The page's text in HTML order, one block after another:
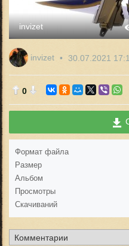
invizet
invizet 30.07.2021
0
Формат файла
Размер
Альбом
Просмотры
Скачиваний